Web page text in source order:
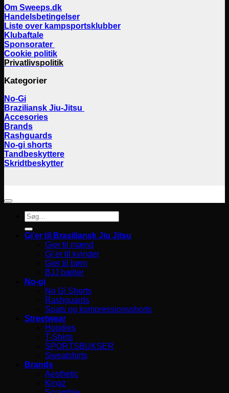
Om Sweeps.dk
Handelsbetingelser
Liste over kampsportsklubber
Klubaftale
Sponsorater
Cookie politik
Privatlivspolitik
Kategorier
No-Gi
Braziliansk Jiu-Jitsu
Accesories
Brands
Rashguards
No-gi shorts
Tandbeskyttere
Skridtbeskytter
Søg
efter:
Gi’er til Brasiliansk Jiu Jitsu
Gier til mænd
Gi’er til kvinder
Gier til børn
BJJ bælter
No-gi
No Gi Shorts
Rashguards
Spats og kompressionsshorts
Streetwear
Hoodies
T-Shirts
SPORTSBUKSER
Sweatshirts
Brands
Aesthetic
Kingz